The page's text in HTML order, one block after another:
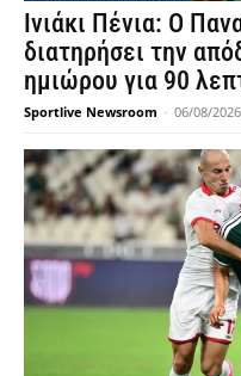
Ινιάκι Πένια: Ο
διατηρήσει την
ημιώρου για 90
Sportlive Newsroom - 06/08/